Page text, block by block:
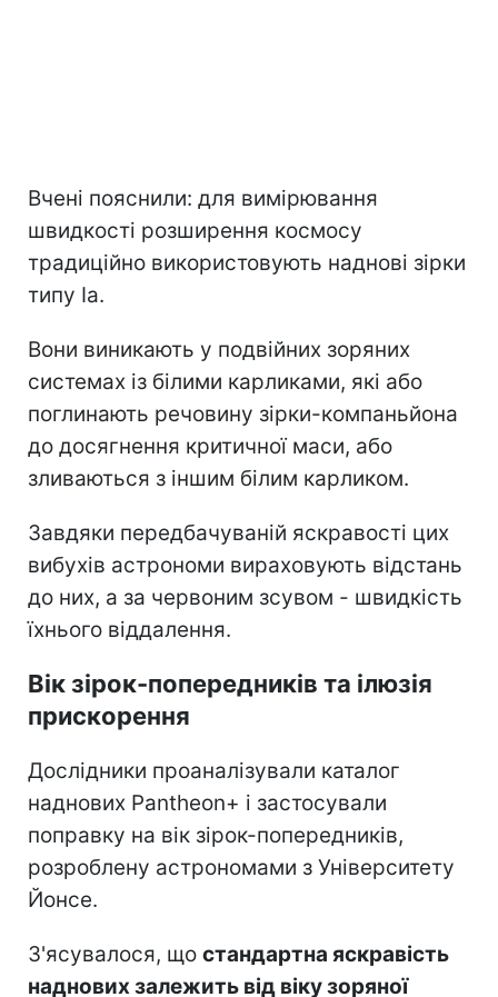
Вчені пояснили: для вимірювання
швидкості розширення космосу
традиційно використовують наднові зірки
типу Ia.
Вони виникають у подвійних зоряних
системах із білими карликами, які або
поглинають речовину зірки-компаньйона
до досягнення критичної маси, або
зливаються з іншим білим карликом.
Завдяки передбачуваній яскравості цих
вибухів астрономи вираховують відстань
до них, а за червоним зсувом - швидкість
їхнього віддалення.
Вік зірок-попередників та ілюзія
прискорення
Дослідники проаналізували каталог
наднових Pantheon+ і застосували
поправку на вік зірок-попередників,
розроблену астрономами з Університету
Йонсе.
З'ясувалося, що стандартна яскравість
наднових залежить від віку зоряної